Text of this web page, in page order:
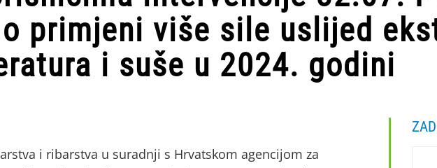
primjeni više sile uslijed
i suše u 2024. godini
i ribarstva u suradnji s Hrvatskom agencijom za